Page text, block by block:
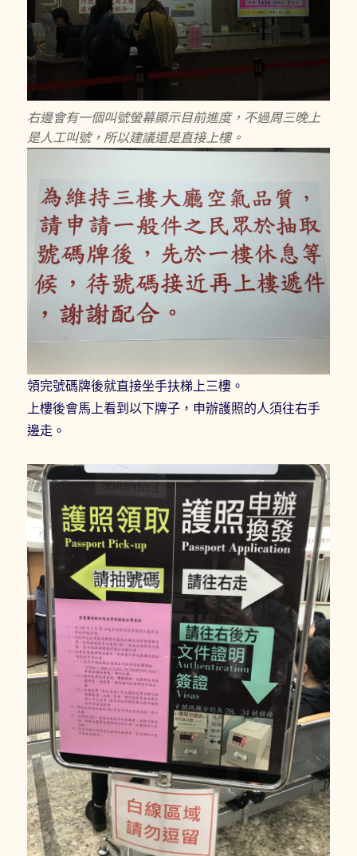
右邊會有一個叫號螢幕顯示目前進度，不過周三晚上
是人工叫號，所以建議還是直接上樓。
領完號碼牌後就直接坐手扶梯上三樓。
上樓後會馬上看到以下牌子，申辦護照的人須往右手
邊走。